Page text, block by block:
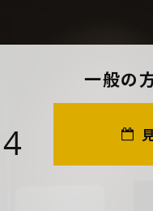
一般の